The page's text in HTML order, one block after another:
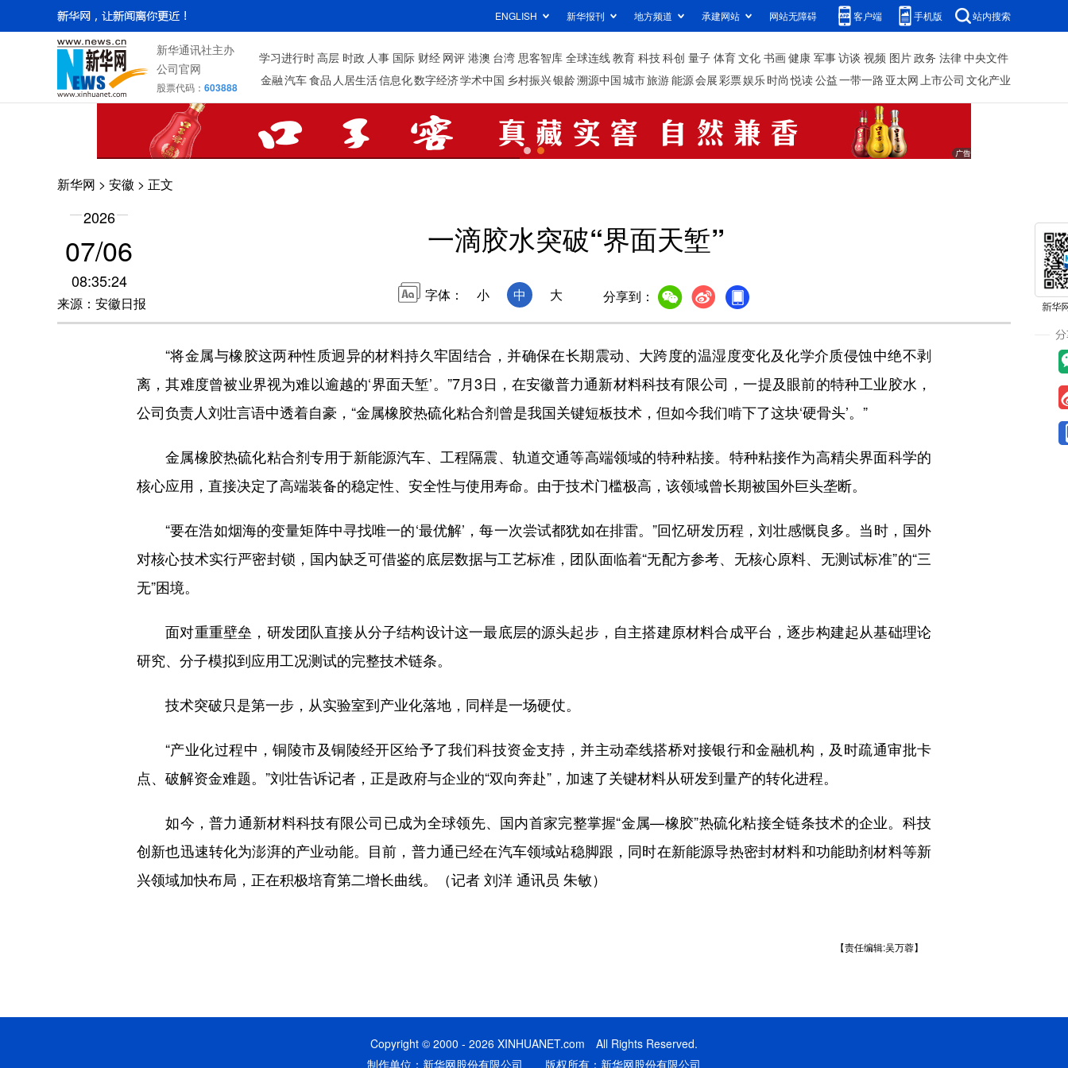
ENGLISH 新华报刊 地方频道 承建网站 网站无障碍 客户端 手机版 站内搜索
新华通讯社主办
公司官网
股票代码： 603888
学习进行时高层 时政 人事 国际 财经 网评 港澳 台湾 思客智库 全球连线教育 科技科创 量子 体育文化 书画健康 军事访谈 视频 图片政务 法律中央文件
金融汽车食品 人居生活信息化数字经济学术中国 乡村振兴银龄溯源中国城市旅游能源会展彩票娱乐时尚 悦读公益一带一路 亚太网上市公司 文化产业
新华网 > 安徽 > 正文
2026
07/06
08:35:24
来源：安徽日报
一滴胶水突破“界面天堑”
字体： 小 中 大 分享到：
“将金属与橡胶这两种性质迥异的材料持久牢固结合，并确保在长期震动、大跨度的温湿度变化及化学介质侵蚀中绝不剥
离，其难度曾被业界视为难以逾越的‘界面天堑’。”7月3日，在安徽普力通新材料科技有限公司，一提及眼前的特种工业胶水，
公司负责人刘壮言语中透着自豪，“金属橡胶热硫化粘合剂曾是我国关键短板技术，但如今我们啃下了这块‘硬骨头’。”
金属橡胶热硫化粘合剂专用于新能源汽车、工程隔震、轨道交通等高端领域的特种粘接。特种粘接作为高精尖界面科学的
核心应用，直接决定了高端装备的稳定性、安全性与使用寿命。由于技术门槛极高，该领域曾长期被国外巨头垄断。
“要在浩如烟海的变量矩阵中寻找唯一的‘最优解’，每一次尝试都犹如在排雷。”回忆研发历程，刘壮感慨良多。当时，国外
对核心技术实行严密封锁，国内缺乏可借鉴的底层数据与工艺标准，团队面临着“无配方参考、无核心原料、无测试标准”的“三
无”困境。
面对重重壁垒，研发团队直接从分子结构设计这一最底层的源头起步，自主搭建原材料合成平台，逐步构建起从基础理论
研究、分子模拟到应用工况测试的完整技术链条。
技术突破只是第一步，从实验室到产业化落地，同样是一场硬仗。
“产业化过程中，铜陵市及铜陵经开区给予了我们科技资金支持，并主动牵线搭桥对接银行和金融机构，及时疏通审批卡
点、破解资金难题。”刘壮告诉记者，正是政府与企业的“双向奔赴”，加速了关键材料从研发到量产的转化进程。
如今，普力通新材料科技有限公司已成为全球领先、国内首家完整掌握“金属—橡胶”热硫化粘接全链条技术的企业。科技
创新也迅速转化为澎湃的产业动能。目前，普力通已经在汽车领域站稳脚跟，同时在新能源导热密封材料和功能助剂材料等新
兴领域加快布局，正在积极培育第二增长曲线。（记者 刘洋 通讯员 朱敏）
【责任编辑:吴万蓉】
Copyright © 2000 - 2026 XINHUANET.com All Rights Reserved.
制作单位：新华网股份有限公司 版权所有：新华网股份有限公司